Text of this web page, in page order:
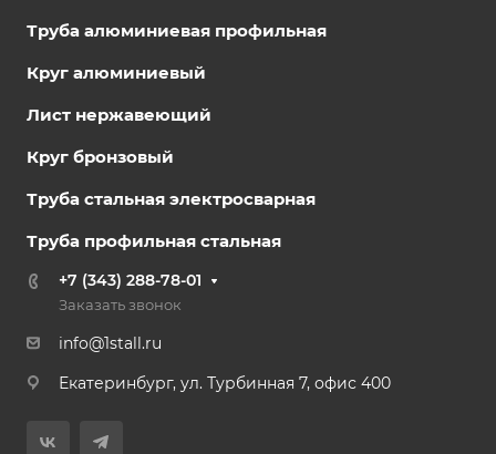
Труба алюминиевая профильная
Круг алюминиевый
Лист нержавеющий
Круг бронзовый
Труба стальная электросварная
Труба профильная стальная
+7 (343) 288-78-01
Заказать звонок
info@1stall.ru
Екатеринбург, ул. Турбинная 7, офис 400